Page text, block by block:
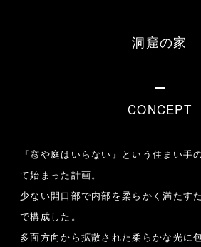
洞窟の家
CONCEPT
『窓や庭はいらない』という住まい手
て始まった計画。
少ない開口部で内部を柔らかく満たす
で構成した。
多面方向から拡散された柔らかな光に